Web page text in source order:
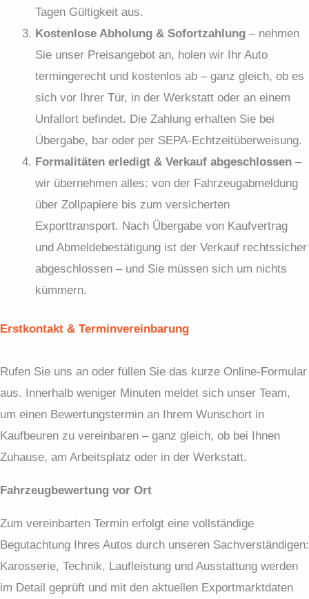
Tagen Gültigkeit aus.
Kostenlose Abholung & Sofortzahlung – nehmen
Sie unser Preisangebot an, holen wir Ihr Auto
termingerecht und kostenlos ab – ganz gleich, ob es
sich vor Ihrer Tür, in der Werkstatt oder an einem
Unfallort befindet. Die Zahlung erhalten Sie bei
Übergabe, bar oder per SEPA-Echtzeitüberweisung.
Formalitäten erledigt & Verkauf abgeschlossen –
wir übernehmen alles: von der Fahrzeugabmeldung
über Zollpapiere bis zum versicherten
Exporttransport. Nach Übergabe von Kaufvertrag
und Abmeldebestätigung ist der Verkauf rechtssicher
abgeschlossen – und Sie müssen sich um nichts
kümmern.
Erstkontakt & Terminvereinbarung
Rufen Sie uns an oder füllen Sie das kurze Online-Formular
aus. Innerhalb weniger Minuten meldet sich unser Team,
um einen Bewertungstermin an Ihrem Wunschort in
Kaufbeuren zu vereinbaren – ganz gleich, ob bei Ihnen
Zuhause, am Arbeitsplatz oder in der Werkstatt.
Fahrzeugbewertung vor Ort
Zum vereinbarten Termin erfolgt eine vollständige
Begutachtung Ihres Autos durch unseren Sachverständigen:
Karosserie, Technik, Laufleistung und Ausstattung werden
im Detail geprüft und mit den aktuellen Exportmarktdaten